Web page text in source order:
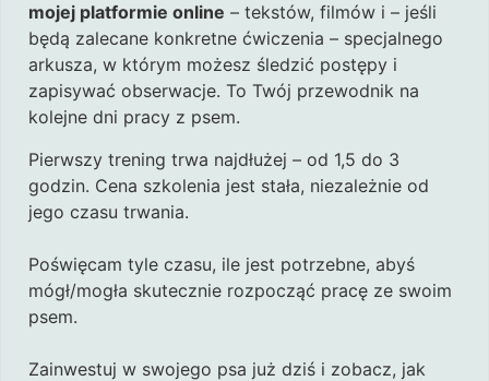
mojej platformie online – tekstów, filmów i – jeśli
będą zalecane konkretne ćwiczenia – specjalnego
arkusza, w którym możesz śledzić postępy i
zapisywać obserwacje. To Twój przewodnik na
kolejne dni pracy z psem.
Pierwszy trening trwa najdłużej – od 1,5 do 3
godzin. Cena szkolenia jest stała, niezależnie od
jego czasu trwania.
Poświęcam tyle czasu, ile jest potrzebne, abyś
mógł/mogła skutecznie rozpocząć pracę ze swoim
psem.
Zainwestuj w swojego psa już dziś i zobacz, jak